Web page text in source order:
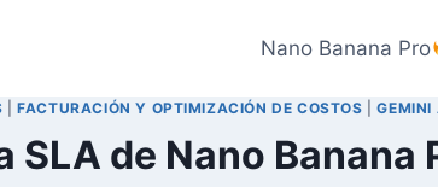
Nano Banana Pro
|FACTURACIÓN Y OPTIMIZACIÓN DE COSTOS |GEMINI
de Nano Banana